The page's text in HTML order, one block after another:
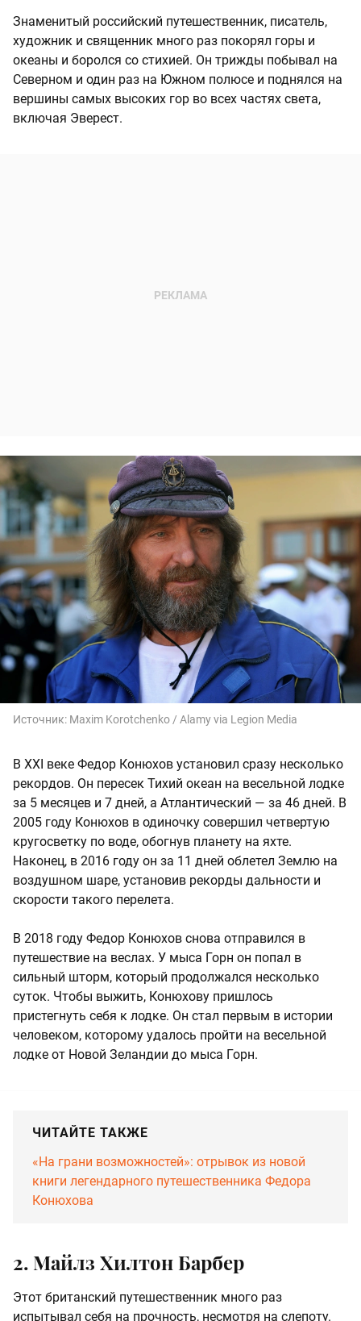
Знаменитый российский путешественник, писатель,
художник и священник много раз покорял горы и
океаны и боролся со стихией. Он трижды побывал на
Северном и один раз на Южном полюсе и поднялся на
вершины самых высоких гор во всех частях света,
включая Эверест.
Источник: Maxim Korotchenko / Alamy via Legion Media
В XXI веке Федор Конюхов установил сразу несколько
рекордов. Он пересек Тихий океан на весельной лодке
за 5 месяцев и 7 дней, а Атлантический — за 46 дней. В
2005 году Конюхов в одиночку совершил четвертую
кругосветку по воде, обогнув планету на яхте.
Наконец, в 2016 году он за 11 дней облетел Землю на
воздушном шаре, установив рекорды дальности и
скорости такого перелета.
В 2018 году Федор Конюхов снова отправился в
путешествие на веслах. У мыса Горн он попал в
сильный шторм, который продолжался несколько
суток. Чтобы выжить, Конюхову пришлось
пристегнуть себя к лодке. Он стал первым в истории
человеком, которому удалось пройти на весельной
лодке от Новой Зеландии до мыса Горн.
ЧИТАЙТЕ ТАКЖЕ
«На грани возможностей»: отрывок из новой
книги легендарного путешественника Федора
Конюхова
2. Майлз Хилтон Барбер
Этот британский путешественник много раз
испытывал себя на прочность, несмотря на слепоту.